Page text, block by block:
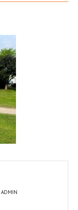
ADMIN